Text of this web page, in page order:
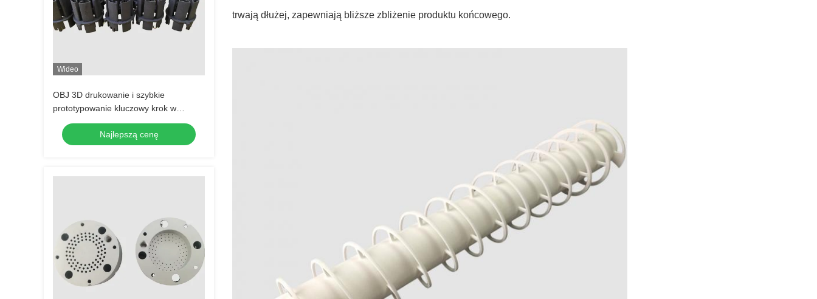
Wideo
OBJ 3D drukowanie i szybkie
prototypowanie kluczowy krok w
wprowadzaniu produktu na rynek
Najlepszą cenę
trwają dłużej, zapewniają bliższe zbliżenie produktu końcowego.